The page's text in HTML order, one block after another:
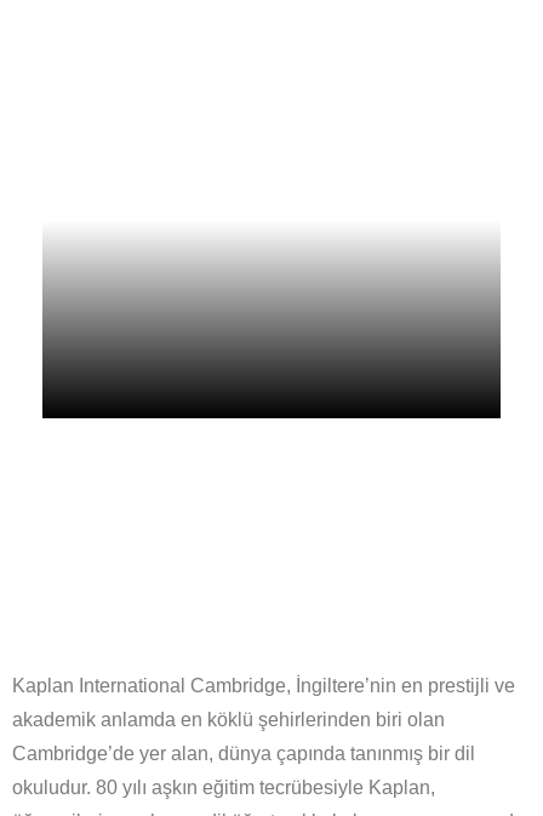
Kaplan International Cambridge, İngiltere’nin en prestijli ve
akademik anlamda en köklü şehirlerinden biri olan
Cambridge’de yer alan, dünya çapında tanınmış bir dil
okuludur. 80 yılı aşkın eğitim tecrübesiyle Kaplan,